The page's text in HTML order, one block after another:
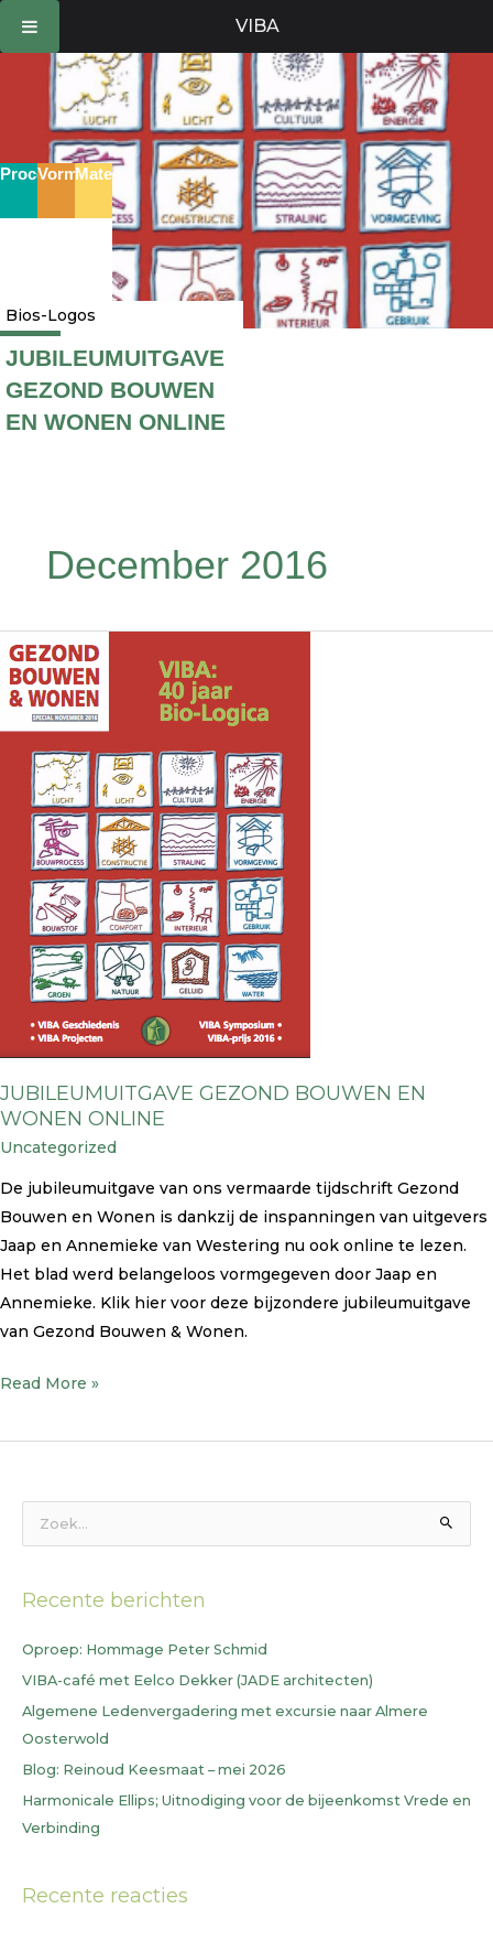
VIBA
inhoud
ProcesVormMaterie
Bios-Logos
JUBILEUMUITGAVE
GEZOND BOUWEN
EN WONEN ONLINE
December 2016
JUBILEUMUITGAVE GEZOND BOUWEN EN
WONEN ONLINE
Uncategorized
De jubileumuitgave van ons vermaarde tijdschrift Gezond
Bouwen en Wonen is dankzij de inspanningen van uitgevers
Jaap en Annemieke van Westering nu ook online te lezen.
Het blad werd belangeloos vormgegeven door Jaap en
Annemieke. Klik hier voor deze bijzondere jubileumuitgave
van Gezond Bouwen & Wonen.
JUBILEUMUITGAVE
GEZOND
BOUWEN
EN
WONEN
ONLINE
Read More »
k
r
Recente berichten
Oproep: Hommage Peter Schmid
VIBA-café met Eelco Dekker (JADE architecten)
Algemene Ledenvergadering met excursie naar Almere
Oosterwold
Blog: Reinoud Keesmaat – mei 2026
Harmonicale Ellips; Uitnodiging voor de bijeenkomst Vrede en
Verbinding
Recente reacties